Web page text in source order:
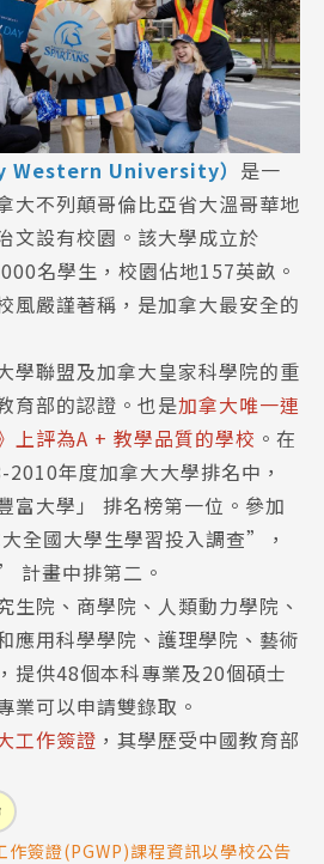
Western University） 是一
大不列顛哥倫比亞省大溫哥華地
文設有校園。該大學成立於
名學生，校園佔地157英畝。
風嚴謹著稱，是加拿大最安全的
學聯盟及加拿大皇家科學院的重
育部的認證。也是加拿大唯一連
上評為A + 教學品質的學校 。在
2010年度加拿大大學排名中，
富大學」 排名榜第一位。參加
全國大學生學習投入調查”，
計畫中排第二。
生院、商學院、人類動力學院、
應用科學學院、護理學院、藝術
提供48個本科專業及20個碩士
業可以申請雙錄取。
工作簽證 ，其學歷受中國教育部
簽證(PGWP)課程資訊以學校公告